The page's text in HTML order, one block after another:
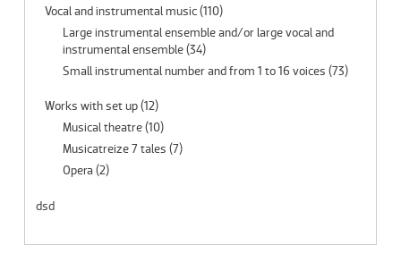
Vocal and instrumental music(110)
Large instrumental ensemble and/or large vocal and
instrumental ensemble(34)
Small instrumental number and from 1 to 16 voices (73)
Works with set up(12)
Musical theatre(10)
Musicatreize 7 tales (7)
Opera (2)
dsd